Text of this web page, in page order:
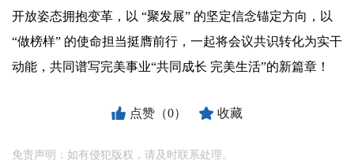
开放姿态拥抱变革，以 “聚发展” 的坚定信念锚定方向，以
“做榜样” 的使命担当挺膺前行，一起将会议共识转化为实干
动能，共同谱写完美事业“共同成长 完美生活”的新篇章！
点赞（0） 收藏
免责声明：如有侵犯版权，请及时联系处理。